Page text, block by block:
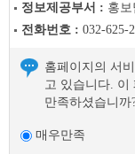
정보제공부서 : 홍
전화번호 : 032-625-
홈페이지의 서
고 있습니다. 이
만족하셨습니까
매우만족